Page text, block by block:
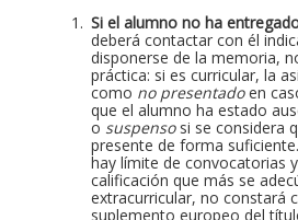
Si el alumno no ha
deberá contactar con él
disponerse de la memoria,
práctica: si es curricular, la
como no presentadoen
que el alumno ha estado
o suspensosi se considera
presente de forma
hay límite de convocatorias
calificación que más se
extracurricular, no constará
suplemento europeo del